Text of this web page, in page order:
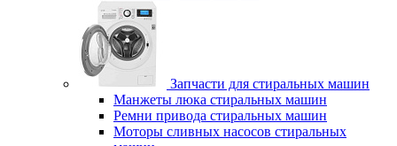
Запчасти для стиральных машин
Манжеты люка стиральных машин
Ремни привода стиральных машин
Моторы сливных насосов стиральных